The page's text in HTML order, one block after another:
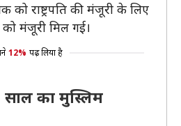
को राष्ट्रपति की मंजूरी के लिए
मंजूरी मिल गई।
12% पढ़ लिया है
का मुस्लिम